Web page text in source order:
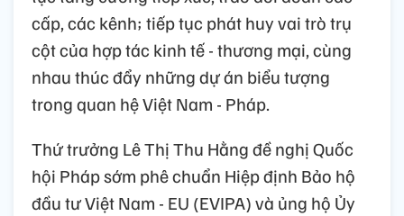
cấp, các kênh; tiếp tục phát huy vai trò trụ
cột của hợp tác kinh tế - thương mại, cùng
nhau thúc đẩy những dự án biểu tượng
trong quan hệ Việt Nam - Pháp.
Thứ trưởng Lê Thị Thu Hằng đề nghị Quốc
hội Pháp sớm phê chuẩn Hiệp định Bảo hộ
đầu tư Việt Nam - EU (EVIPA) và ủng hộ Ủy